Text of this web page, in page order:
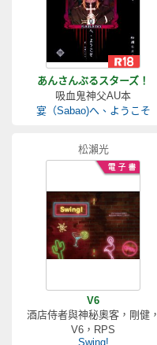
あんさんぶるスターズ！
吸血鬼神父AU本
宴（Sabao)へ、ようこそ
松瀨光
V6
酒店侍者與神秘奧客，剛健，
V6，RPS
Swing!